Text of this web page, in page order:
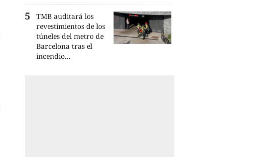
TMB auditará los
revestimientos de los
túneles del metro de
Barcelona tras el
incendio...